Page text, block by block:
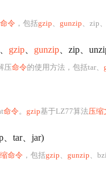
令 ，包括gzip、 gunzip、zip、
gzip gunzip 、zip、
压命令的使用方法，包括tar、
命令。 gzip基于LZ77算法压缩
、tar、jar)
命令 ，包括gzip、 gunzip、